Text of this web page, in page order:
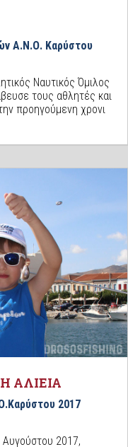
Α.Ν.Ο. Καρύστου
Ναυτικός Όμιλος
τους αθλητές και
προηγούμενη χρονι
ΑΛΙΕΙΑ
2017
2017,